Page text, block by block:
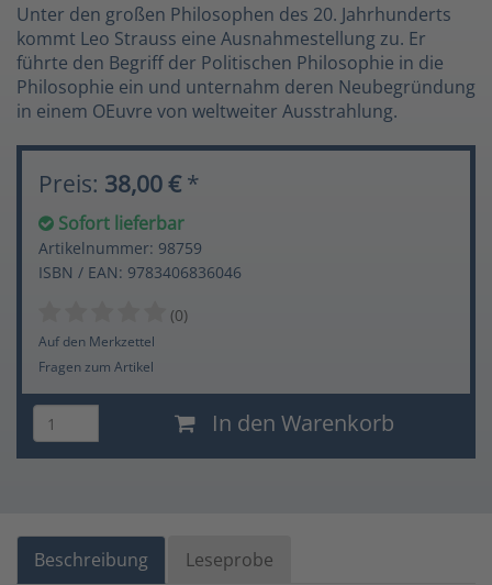
Unter den großen Philosophen des 20. Jahrhunderts
kommt Leo Strauss eine Ausnahmestellung zu. Er
führte den Begriff der Politischen Philosophie in die
Philosophie ein und unternahm deren Neubegründung
in einem OEuvre von weltweiter Ausstrahlung.
Preis: 38,00 € *
Sofort lieferbar
Artikelnummer: 98759
ISBN / EAN: 9783406836046
(0)
Auf den Merkzettel
Fragen zum Artikel
In den Warenkorb
Beschreibung
Leseprobe